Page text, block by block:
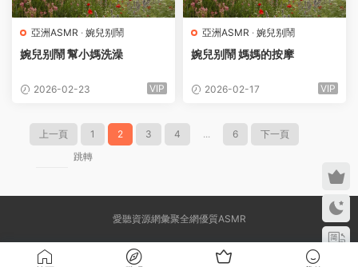
亞洲ASMR · 婉兒别鬧
婉兒别鬧 幫小媽洗澡
2026-02-23 VIP
亞洲ASMR · 婉兒别鬧
婉兒别鬧 媽媽的按摩
2026-02-17 VIP
上一頁 1 2 3 4 ... 6
下一頁
跳轉
愛聽資源網彙聚全網優質ASMR